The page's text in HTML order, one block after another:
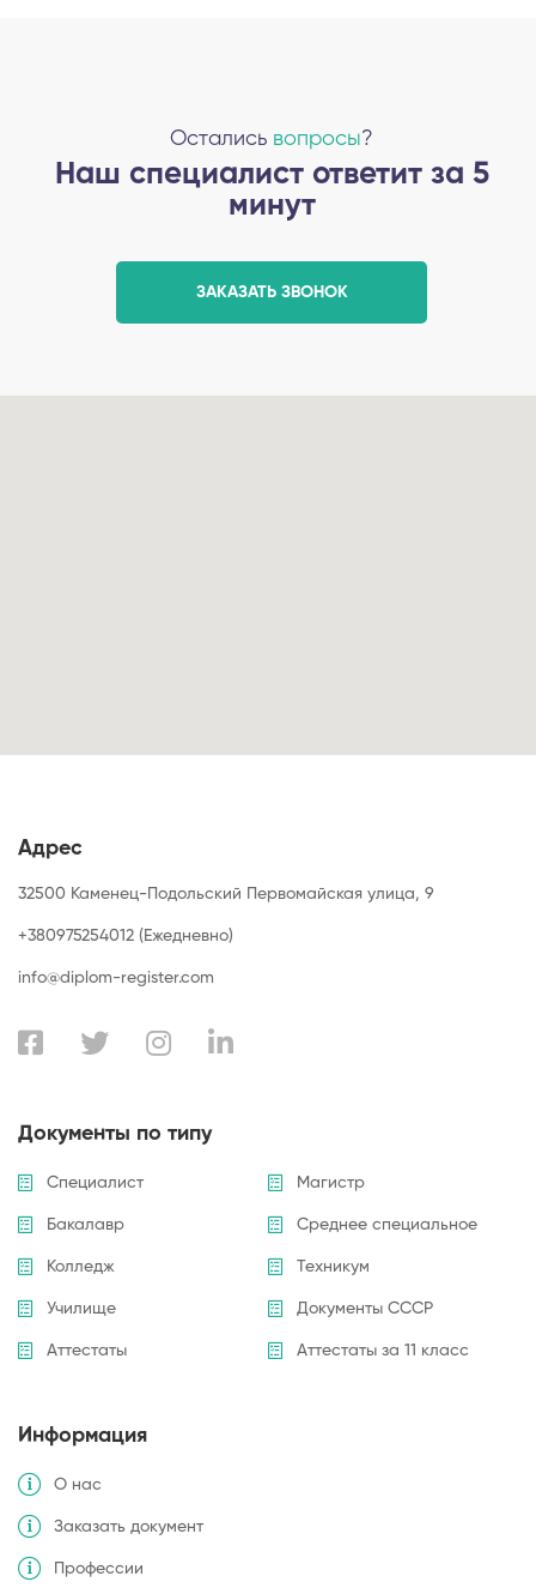
Остались вопросы?
Наш специалист ответит за 5
минут
ЗАКАЗАТЬ ЗВОНОК
Адрес
32500 Каменец-Подольский Первомайская улица, 9
+380975254012 (Ежедневно)
info@diplom-register.com
Документы по типу
Специалист Магистр
Бакалавр Среднее специальное
Колледж Техникум
Училище Документы СССР
Аттестаты Аттестаты за 11 класс
Информация
О нас
Заказать документ
Профессии